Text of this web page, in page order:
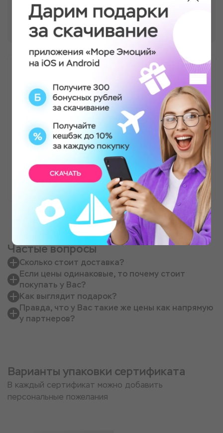
Спа-уход за телом "Мамина радость"
Я очень довольна этим сервисом!!! На многие
праздники нахожу подарки именно здесь 😍
очень большой выбор! Бесплатная доставка,
что очень удобно когда тебе некогда и
крутишься по делам 🤪🙈 ещё и постоянные
Акции, подарочки. Всем рекомендую!
Яна Амфетоминова
Частые вопросы
Сколько стоит доставка?
Если цены одинаковые, то почему стоит
покупать у Вас?
Как выглядит подарок?
Правда, что у Вас такие же цены как напрямую
у партнеров?
Варианты упаковки сертификата
В каждый сертификат можно добавить
персональные пожелания